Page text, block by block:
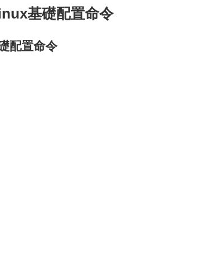
基礎配置命令
配置命令